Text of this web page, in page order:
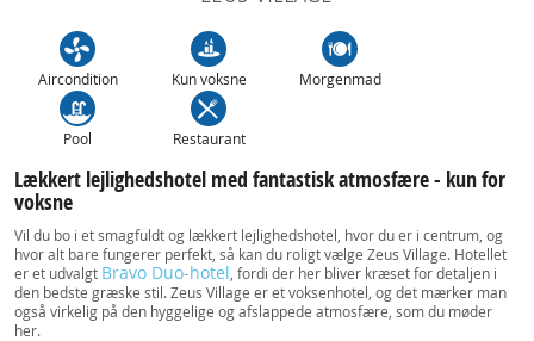
Aircondition Kun voksne Morgenmad
Pool Restaurant
Lækkert lejlighedshotel med fantastisk atmosfære - kun for
voksne
Vil du bo i et smagfuldt og lækkert lejlighedshotel, hvor du er i centrum, og
hvor alt bare fungerer perfekt, så kan du roligt vælge Zeus Village. Hotellet
er et udvalgt Bravo Duo-hotel , fordi der her bliver kræset for detaljen i
den bedste græske stil. Zeus Village er et voksenhotel, og det mærker man
også virkelig på den hyggelige og afslappede atmosfære, som du møder
her.